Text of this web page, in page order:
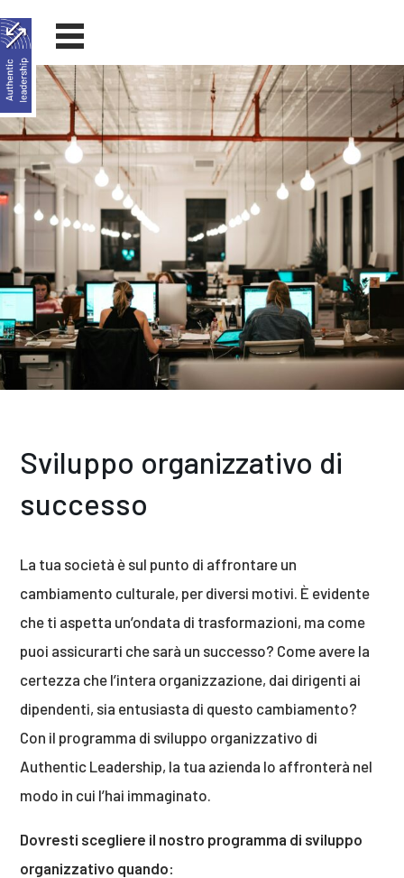
Sviluppo organizzativo di
successo
La tua società è sul punto di affrontare un
cambiamento culturale, per diversi motivi. È evidente
che ti aspetta un’ondata di trasformazioni, ma come
puoi assicurarti che sarà un successo? Come avere la
certezza che l’intera organizzazione, dai dirigenti ai
dipendenti, sia entusiasta di questo cambiamento?
Con il programma di sviluppo organizzativo di
Authentic Leadership, la tua azienda lo affronterà nel
modo in cui l’hai immaginato.
Dovresti scegliere il nostro programma di sviluppo
organizzativo quando: